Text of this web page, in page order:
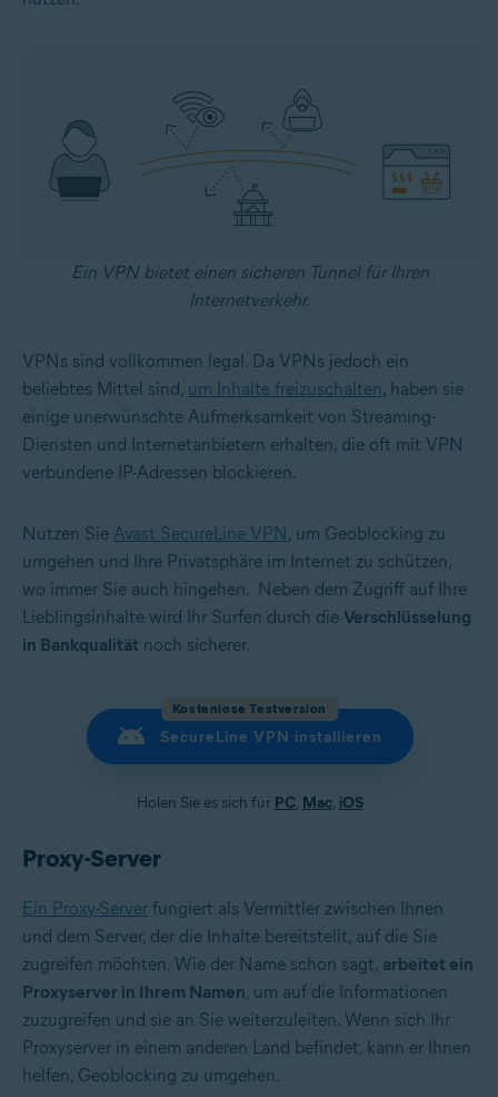
Ein VPN bietet einen sicheren Tunnel für Ihren
Internetverkehr.
VPNs sind vollkommen legal. Da VPNs jedoch ein
beliebtes Mittel sind, um Inhalte freizuschalten , haben sie
einige unerwünschte Aufmerksamkeit von Streaming-
Diensten und Internetanbietern erhalten, die oft mit VPN
verbundene IP-Adressen blockieren.
Nutzen Sie Avast SecureLine VPN , um Geoblocking zu
umgehen und Ihre Privatsphäre im Internet zu schützen,
wo immer Sie auch hingehen. Neben dem Zugriff auf Ihre
Lieblingsinhalte wird Ihr Surfen durch die Verschlüsselung
in Bankqualität noch sicherer.
Kostenlose Testversion
SecureLine VPN installieren
Holen Sie es sich für PC, Mac, iOS
Proxy-Server
Ein Proxy-Server fungiert als Vermittler zwischen Ihnen
und dem Server, der die Inhalte bereitstellt, auf die Sie
zugreifen möchten. Wie der Name schon sagt, arbeitet ein
Proxyserver in Ihrem Namen, um auf die Informationen
zuzugreifen und sie an Sie weiterzuleiten. Wenn sich Ihr
Proxyserver in einem anderen Land befindet, kann er Ihnen
helfen, Geoblocking zu umgehen.